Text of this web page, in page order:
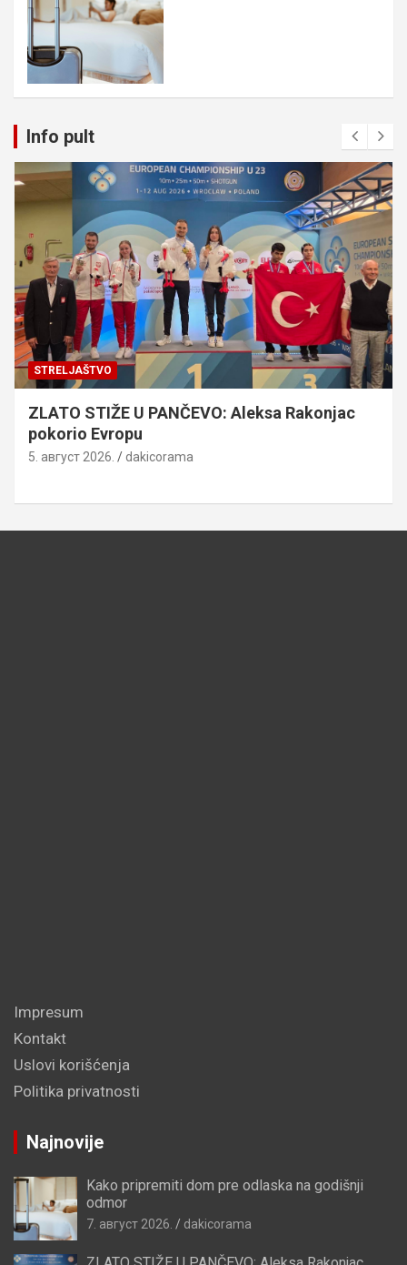
Info pult
STRELJAŠTVO
ZLATO STIŽE U PANČEVO: Aleksa Rakonjac
pokorio Evropu
5. август 2026. dakicorama
Impresum
Kontakt
Uslovi korišćenja
Politika privatnosti
Najnovije
Kako pripremiti dom pre odlaska na godišnji
odmor
7. август 2026. dakicorama